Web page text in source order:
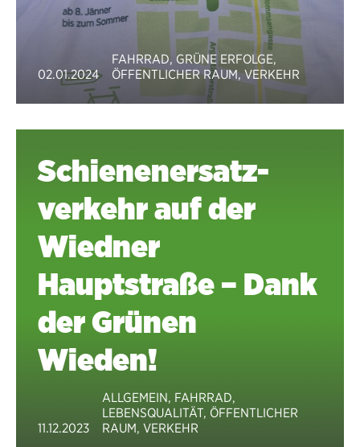
02.01.2024
FAHRRAD, GRÜNE ERFOLGE,
ÖFFENTLICHER RAUM,VERKEHR
Schienen­ersatz­
verkehr auf der
Wiedner
Hauptstraße – Dank
der Grünen
Wieden!
11.12.2023
ALLGEMEIN, FAHRRAD,
LEBENSQUALITÄT, ÖFFENTLICHER
RAUM, VERKEHR